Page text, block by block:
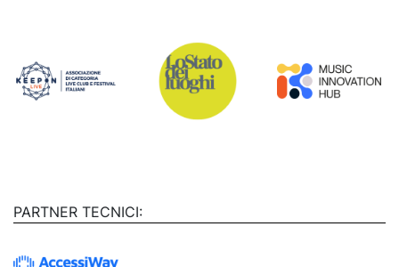
PARTNER TECNICI: